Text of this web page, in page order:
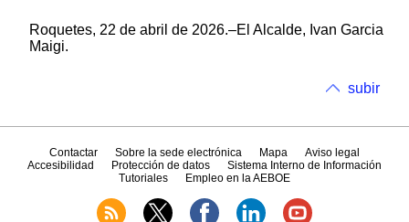
Roquetes, 22 de abril de 2026.–El Alcalde, Ivan Garcia
Maigi.
subir
Contactar Sobre la sede electrónica Mapa
Aviso legal
Accesibilidad
Protección de datos
Sistema Interno de Información
Tutoriales
Empleo en la AEBOE